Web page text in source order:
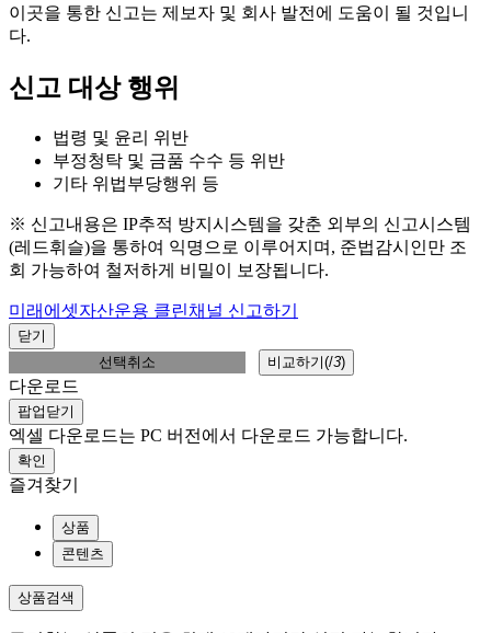
이곳을 통한 신고는 제보자 및 회사 발전에 도움이 될 것입니
다.
신고 대상 행위
법령 및 윤리 위반
부정청탁 및 금품 수수 등 위반
기타 위법부당행위 등
※ 신고내용은 IP추적 방지시스템을 갖춘 외부의 신고시스템
(레드휘슬)을 통하여 익명으로 이루어지며, 준법감시인만 조
회 가능하여 철저하게 비밀이 보장됩니다.
미래에셋자산운용 클린채널 신고하기
닫기
선택취소
비교하기(/3)
다운로드
팝업닫기
엑셀 다운로드는 PC 버전에서 다운로드 가능합니다.
확인
즐겨찾기
상품
콘텐츠
상품검색